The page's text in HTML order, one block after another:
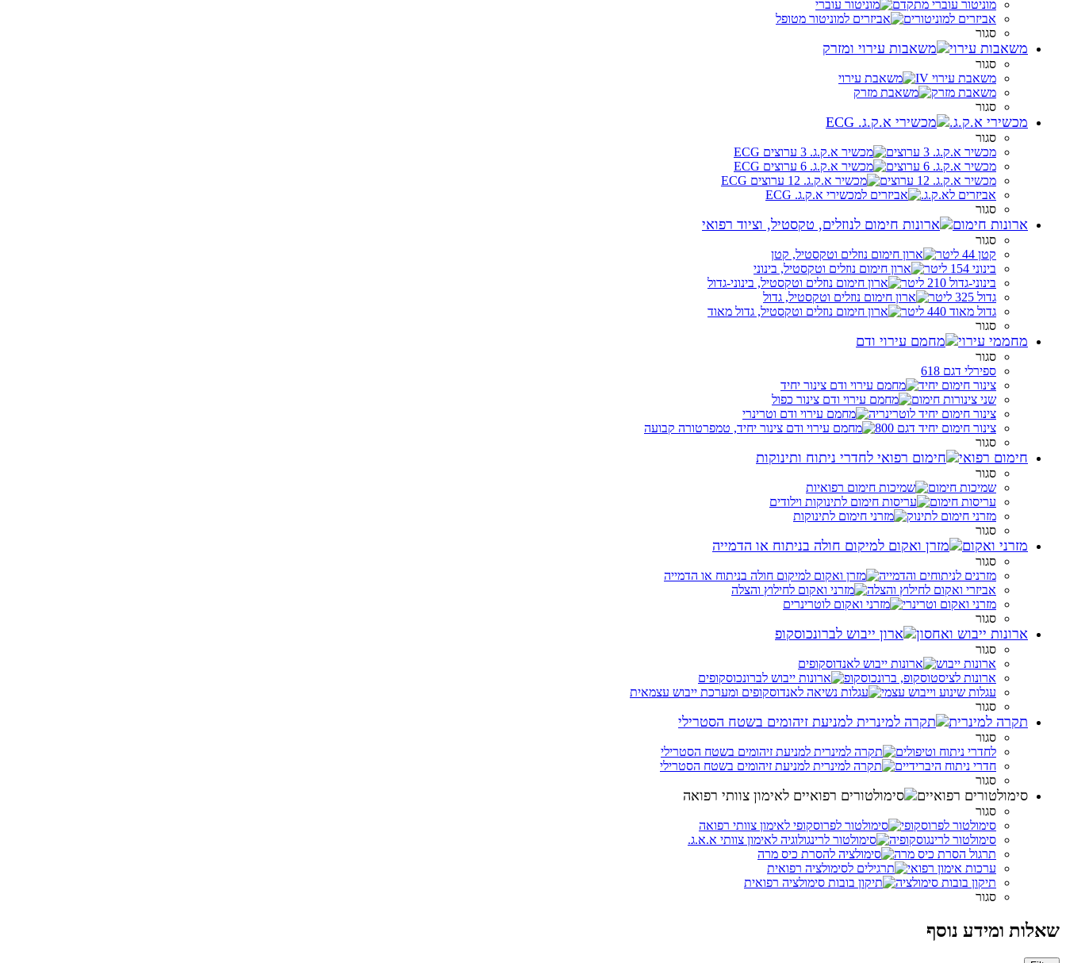
מוניטור עוברי מתקדם
אביזרים למוניטורים
סגור
משאבות עירוי
סגור
משאבת עירוי IV
משאבת מזרק
סגור
מכשירי א.ק.ג.
סגור
מכשיר א.ק.ג. 3 ערוצים
מכשיר א.ק.ג. 6 ערוצים
מכשיר א.ק.ג. 12 ערוצים
אביזרים לא.ק.ג.
סגור
ארונות חימום
סגור
קטן 44 ליטר
בינוני 154 ליטר
בינוני-גדול 210 ליטר
גדול 325 ליטר
גדול מאוד 440 ליטר
סגור
מחממי עירוי
סגור
ספירלי דגם 618
צינור חימום יחיד
שני צינורות חימום
צינור חימום יחיד לוטרינריה
צינור חימום יחיד דגם 800
סגור
חימום רפואי
סגור
שמיכות חימום
עריסות חימום
מזרני חימום לתינוק
סגור
מזרני ואקום
סגור
מזרנים לניתוחים והדמייה
אביזרי ואקום לחילוץ והצלה
מזרני ואקום וטרינרי
סגור
ארונות ייבוש ואחסון
סגור
ארונות ייבוש
ארונות לציסטוסקופ, ברונכוסקופ
עגלות שינוע וייבוש עצמי
סגור
תקרה למינרית
סגור
לחדרי ניתוח וטיפולים
חדרי ניתוח היברידיים
סגור
סימולטורים רפואיים
סגור
סימולטור לפרוסקופי
סימולטור לרינגוסקופיה
תרגול הסרת כיס מרה
ערכות אימון רפואי
תיקון בובות סימולציה
סגור
שאלות ומידע נוסף